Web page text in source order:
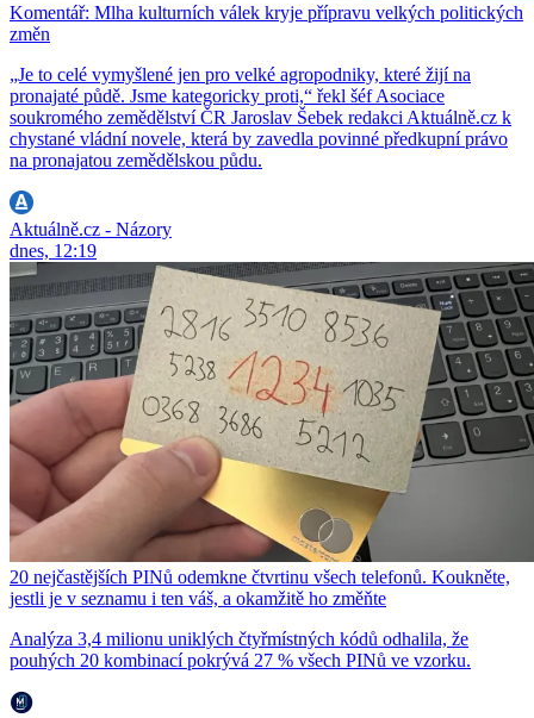
Komentář: Mlha kulturních válek kryje přípravu velkých politických
změn
„Je to celé vymyšlené jen pro velké agropodniky, které žijí na
pronajaté půdě. Jsme kategoricky proti,“ řekl šéf Asociace
soukromého zemědělství ČR Jaroslav Šebek redakci Aktuálně.cz k
chystané vládní novele, která by zavedla povinné předkupní právo
na pronajatou zemědělskou půdu.
Aktuálně.cz - Názory
dnes, 12:19
20 nejčastějších PINů odemkne čtvrtinu všech telefonů. Koukněte,
jestli je v seznamu i ten váš, a okamžitě ho změňte
Analýza 3,4 milionu uniklých čtyřmístných kódů odhalila, že
pouhých 20 kombinací pokrývá 27 % všech PINů ve vzorku.